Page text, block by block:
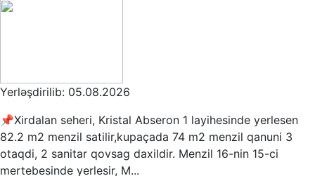
Yerləşdirilib: 05.08.2026
📌Xirdalan seheri, Kristal Abseron 1 layihesinde yerlesen
82.2 m2 menzil satilir,kupaçada 74 m2 menzil qanuni 3
otaqdi, 2 sanitar qovsag daxildir. Menzil 16-nin 15-ci
mertebesinde yerlesir, M...